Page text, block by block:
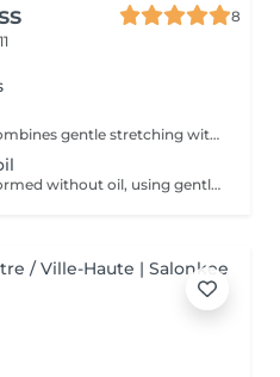
8
Traditional Thai oil massage combines gentle stretching with flowing massage techniques using warm oil to ease muscle tension, improve circulation, and promote deep relaxation.
Traditional Thai massage performed without oil, using gentle stretching and acupressure techniques to relieve muscle tension, improve flexibility, and promote deep relaxation.